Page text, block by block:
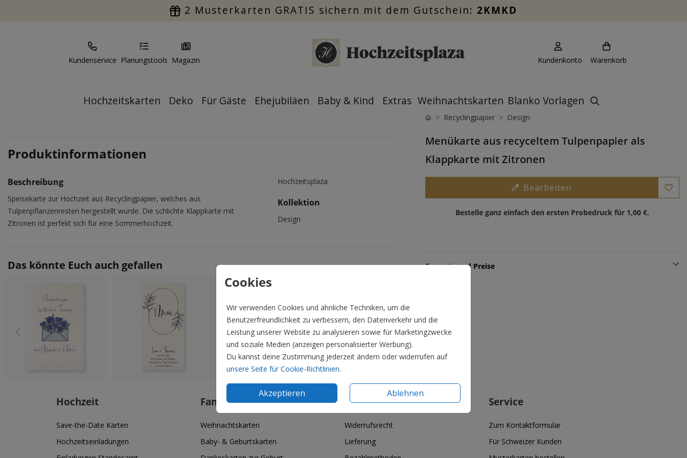
2 Musterkarten GRATIS sichern mit dem Gutschein: 2KMKD
Kundenservice Planungstools Magazin Kundenkonto Warenkorb
Hochzeitskarten Deko Für Gäste Ehejubiläen Baby & Kind Extras Weihnachtskarten Blanko Vorlagen
Cookies
Wir verwenden Cookies und ähnliche Techniken, um die
Benutzerfreundlichkeit zu verbessern, den Datenverkehr und die
Leistung unserer Website zu analysieren sowie für Marketingzwecke
und soziale Medien (anzeigen personalisierter Werbung).
Du kannst deine Zustimmung jederzeit ändern oder widerrufen auf
unsere Seite für Cookie-Richtlinien.
Akzeptieren Ablehnen
Produktinformationen
Beschreibung
Speisekarte zur Hochzeit aus Recyclingpapier, welches aus
Tulpenpflanzenresten hergestellt wurde. Die schlichte Klappkarte mit
Zitronen ist perfekt sich für eine Sommerhochzeit.
Hochzeitsplaza
Kollektion
Design
Das könnte Euch auch gefallen
Recyclingpapier Design
Menükarte aus recyceltem Tulpenpapier als
Klappkarte mit Zitronen
Bearbeiten
Bestelle ganz einfach den ersten Probedruck für 1,00 €.
Formate und Preise
Hochzeit
Save-the-Date Karten
Hochzeitseinladungen
Familie & Feiertage
Weihnachtskarten
Baby- & Geburtskarten
Informationen
Widerrufsrecht
Lieferung
Service
Zum Kontaktformular
Für Schweizer Kunden